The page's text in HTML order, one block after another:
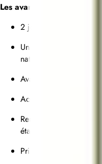
Les avantages :
2 jours de repos
Un réfectoire à
nature).
Avantages CSE (loisirs,
Accès aux avantages
Remises tarifaires pour
établissements du
Primes d’ancienneté et